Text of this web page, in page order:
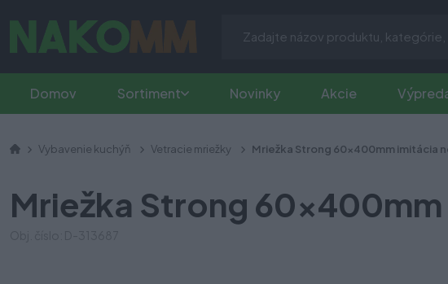
Domov Sortiment Novinky Akcie
Vybavenie kuchýň Vetracie mriežky Mriežka Strong 60x400mm imitácia
Mriežka Strong